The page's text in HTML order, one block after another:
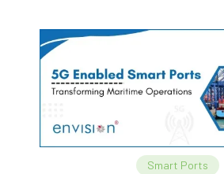
Smart Ports